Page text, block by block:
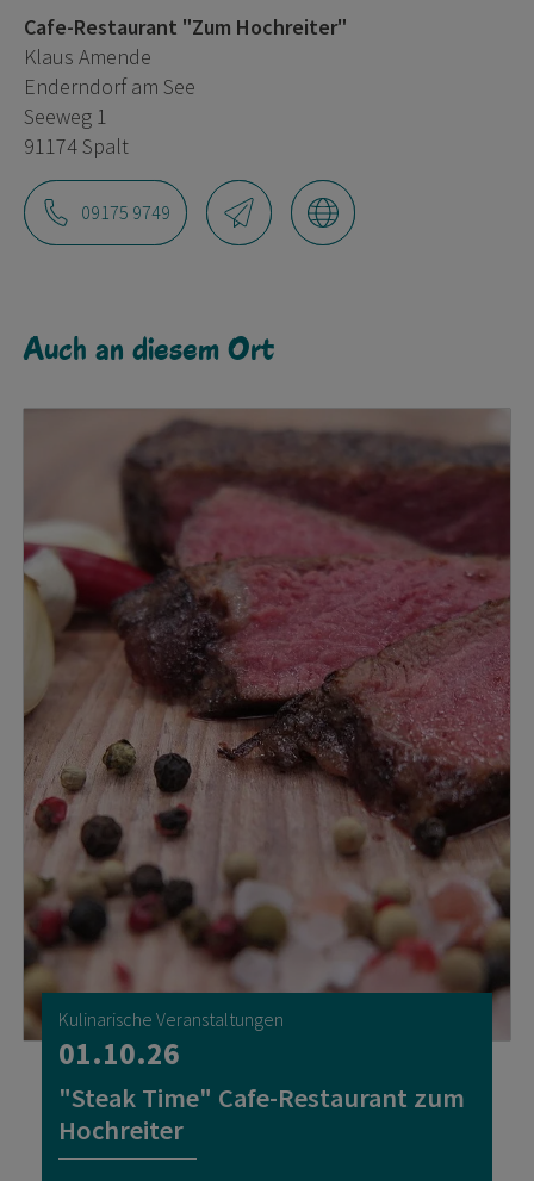
Cafe-Restaurant "Zum Hochreiter"
Klaus Amende
Enderndorf am See
Seeweg 1
91174 Spalt
09175 9749
Auch an diesem Ort
Kulinarische Veranstaltungen
01.10.26
"Steak Time" Cafe-Restaurant zum
Hochreiter